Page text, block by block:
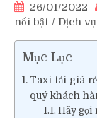
26/01/2022
nổi bật / Dịch
Mục Lục
Taxi tải giá
quý khách
Hãy gọi